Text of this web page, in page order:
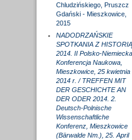
Chludzińskiego, Pruszcz
Gdański - Mieszkowice,
2015
NADODRZAŃSKIE
SPOTKANIA Z HISTORIĄ
2014. II Polsko-Niemiecka
Konferencja Naukowa,
Mieszkowice, 25 kwietnia
2014 r. / TREFFEN MIT
DER GESCHICHTE AN
DER ODER 2014. 2.
Deutsch-Polnische
Wissenschaftliche
Konferenz, Mieszkowice
(Bärwalde Nm.), 25. April